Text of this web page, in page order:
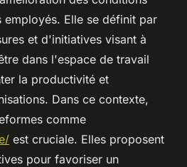
employés. Elle se définit par
et d'initiatives visant à
dans l'espace de travail
la productivité et
Dans ce contexte,
comme
est cruciale. Elles proposent
pour favoriser un